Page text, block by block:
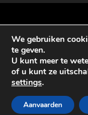
© 2026
We gebruiken
te geven.
U kunt meer te
of u kunt ze
settings.
Aanvaarden